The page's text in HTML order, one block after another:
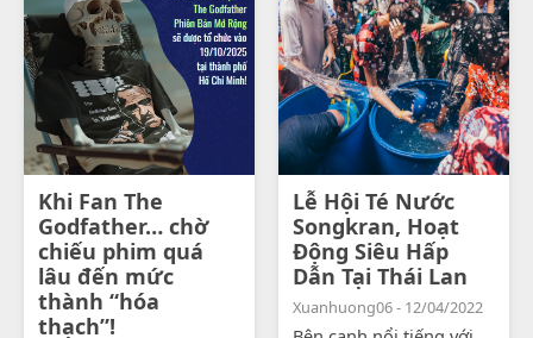
Khi Fan The
Godfather… chờ
chiếu phim quá
lâu đến mức
thành “hóa
thạch”!
Lễ Hội Té Nước
Songkran, Hoạt
Động Siêu Hấp
Dẫn Tại Thái Lan
Xuanhuong06 - 12/04/2022